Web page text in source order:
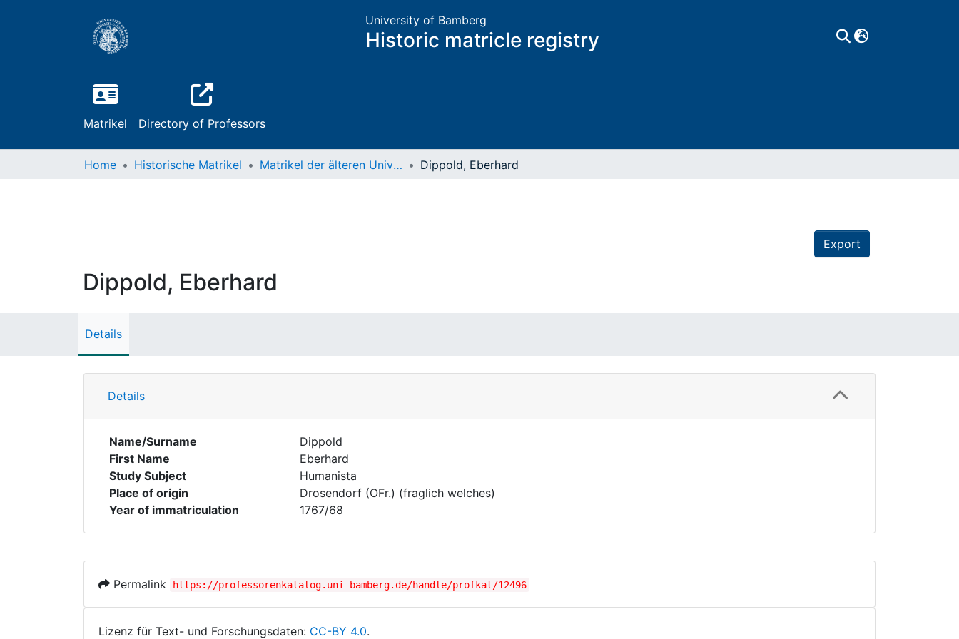
University of Bamberg
Historic matricle registry
Matrikel Directory of Professors
Home Historische Matrikel Matrikel der älteren Universität Dippold, Eberhard
Export
Dippold, Eberhard
Details
Details
Name/Surname
Dippold
First Name
Eberhard
Study Subject
Humanista
Place of origin
Drosendorf (OFr.) (fraglich welches)
Year of immatriculation
1767/68
Permalink https://professorenkatalog.uni-bamberg.de/handle/profkat/12496
Lizenz für Text- und Forschungsdaten: CC-BY 4.0.